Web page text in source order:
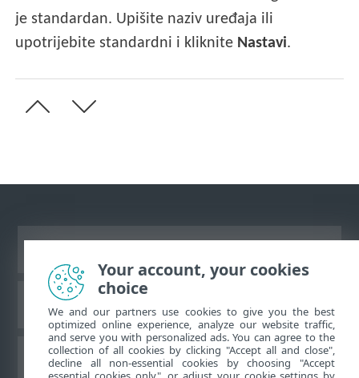
je standardan. Upišite naziv uređaja ili
upotrijebite standardni i kliknite Nastavi.
ESET-ova baza znanja
ESET-ov forum
Your account, your cookies
choice
We and our partners use cookies to give you the best
optimized online experience, analyze our website traffic,
and serve you with personalized ads. You can agree to the
collection of all cookies by clicking "Accept all and close",
decline all non-essential cookies by choosing "Accept